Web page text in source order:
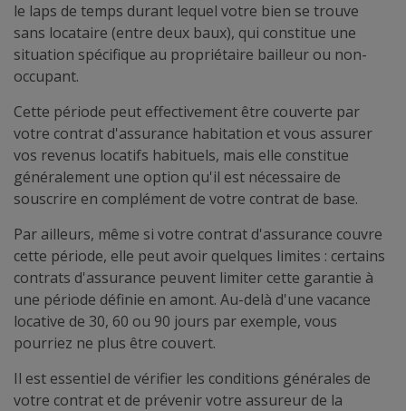
le laps de temps durant lequel votre bien se trouve
sans locataire (entre deux baux), qui constitue une
situation spécifique au propriétaire bailleur ou non-
occupant.
Cette période peut effectivement être couverte par
votre contrat d'assurance habitation et vous assurer
vos revenus locatifs habituels, mais elle constitue
généralement une option qu'il est nécessaire de
souscrire en complément de votre contrat de base.
Par ailleurs, même si votre contrat d'assurance couvre
cette période, elle peut avoir quelques limites : certains
contrats d'assurance peuvent limiter cette garantie à
une période définie en amont. Au-delà d'une vacance
locative de 30, 60 ou 90 jours par exemple, vous
pourriez ne plus être couvert.
Il est essentiel de vérifier les conditions générales de
votre contrat et de prévenir votre assureur de la